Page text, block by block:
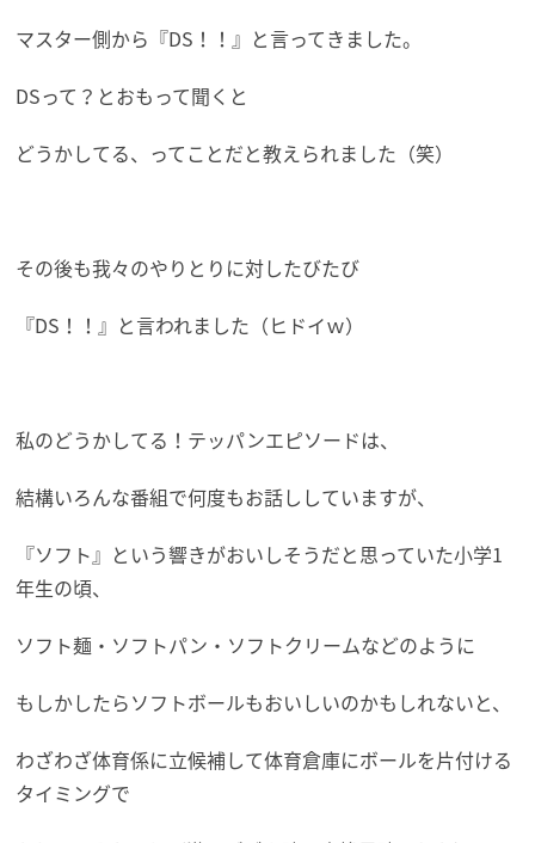
マスター側から『DS！！』と言ってきました。
DSって？とおもって聞くと
どうかしてる、ってことだと教えられました（笑）
その後も我々のやりとりに対したびたび
『DS！！』と言われました（ヒドイｗ）
私のどうかしてる！テッパンエピソードは、
結構いろんな番組で何度もお話ししていますが、
『ソフト』という響きがおいしそうだと思っていた小学1
年生の頃、
ソフト麺・ソフトパン・ソフトクリームなどのように
もしかしたらソフトボールもおいしいのかもしれないと、
わざわざ体育係に立候補して体育倉庫にボールを片付ける
タイミングで